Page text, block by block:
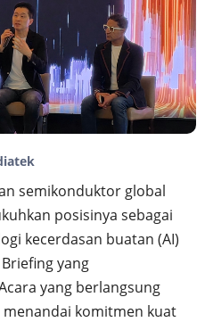
semikonduktor global
posisinya sebagai
kecerdasan buatan (AI)
yang
yang berlangsung
menandai komitmen kuat